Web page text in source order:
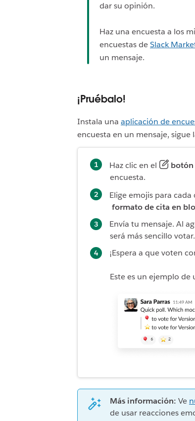
dar su opinión.
Haz una encuesta a los
encuestas deSlack
un mensaje.
¡Pruébalo!
Instala una aplicación de
encuesta en un mensaje,
Haz clic en el botón
encuesta.
Elige emojis para
formato de cita en
Envía tu mensaje. Al
será más sencillo votar.
¡Espera a que voten
Este es un ejemplo de
Más información: Ve
de usar reacciones